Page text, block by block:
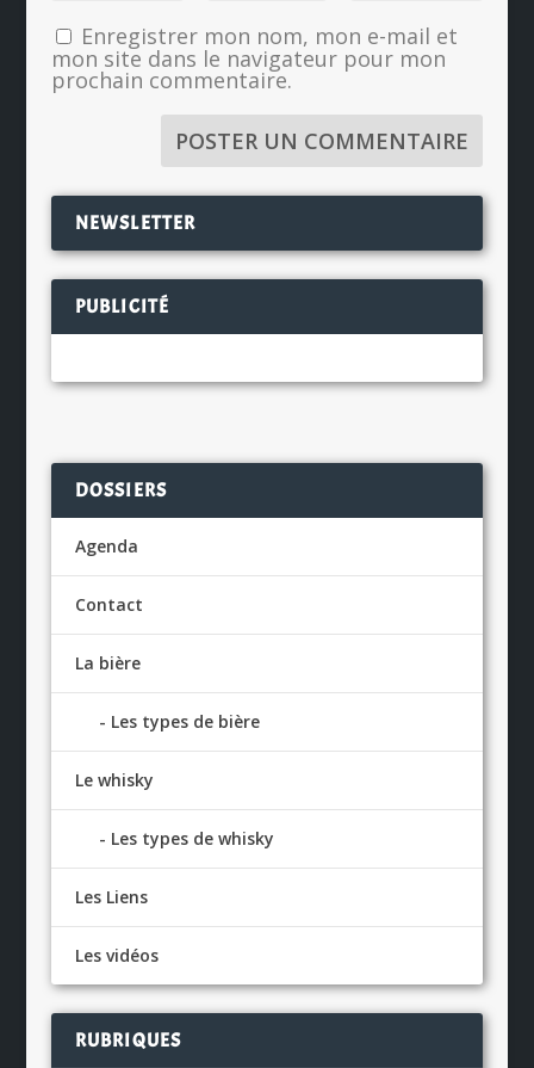
Enregistrer mon nom, mon e-mail et
mon site dans le navigateur pour mon
prochain commentaire.
NEWSLETTER
PUBLICITÉ
DOSSIERS
Agenda
Contact
La bière
Les types de bière
Le whisky
Les types de whisky
Les Liens
Les vidéos
RUBRIQUES